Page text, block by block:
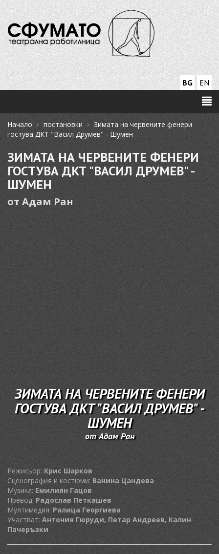
EN
BG
Начало › постановки › Зимата на червените фенери
гостува ДКТ "Васил Друмев" - Шумен
ЗИМАТА НА ЧЕРВЕНИТЕ ФЕНЕРИ
ГОСТУВА ДКТ "ВАСИЛ ДРУМЕВ" -
ШУМЕН
от Адам Ран
ЗИМАТА НА ЧЕРВЕНИТЕ ФЕНЕРИ
ГОСТУВА ДКТ "ВАСИЛ ДРУМЕВ" -
ШУМЕН
от Адам Ран
Режисьор: Крис Шарков
Сценография и костюми: Ванина Цандева
Музика: Емилиян Гацов
Превод: Радослав Петкашев
Мултимедия: Ралица Георгиева
Участват: Антония Гюруди, Петар Андреев, Калин
Пачеръзки